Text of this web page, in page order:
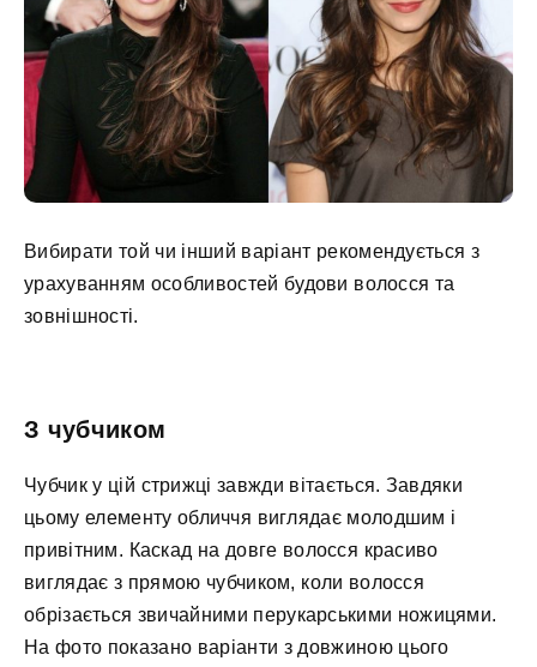
Вибирати той чи інший варіант рекомендується з
урахуванням особливостей будови волосся та
зовнішності.
З чубчиком
Чубчик у цій стрижці завжди вітається. Завдяки
цьому елементу обличчя виглядає молодшим і
привітним. Каскад на довге волосся красиво
виглядає з прямою чубчиком, коли волосся
обрізається звичайними перукарськими ножицями.
На фото показано варіанти з довжиною цього